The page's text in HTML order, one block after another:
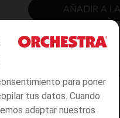
para poner
tus datos. Cuando
adaptar nuestros
AÑADIR A